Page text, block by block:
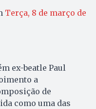
Terça, 8 de março de
ex-beatle Paul
a
de
como uma das